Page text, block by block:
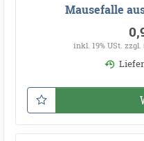
Mausefalle
inkl. 19% USt. zzgl.